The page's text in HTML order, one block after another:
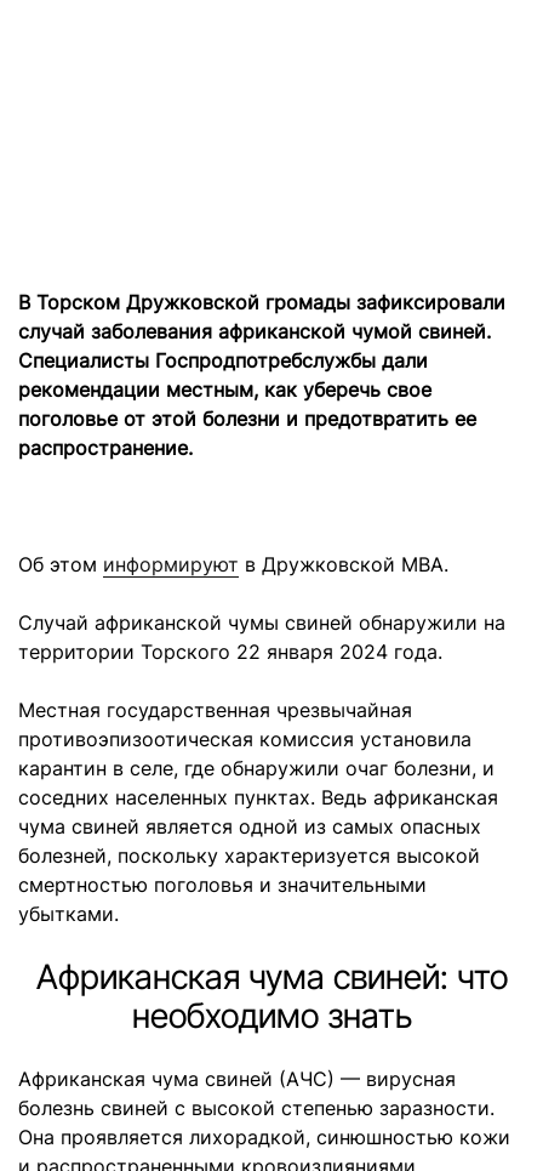
В Торском Дружковской громады зафиксировали
случай заболевания африканской чумой свиней.
Специалисты Госпродпотребслужбы дали
рекомендации местным, как уберечь свое
поголовье от этой болезни и предотвратить ее
распространение.
Об этом информируют в Дружковской МВА.
Случай африканской чумы свиней обнаружили на
территории Торского 22 января 2024 года.
Местная государственная чрезвычайная
противоэпизоотическая комиссия установила
карантин в селе, где обнаружили очаг болезни, и
соседних населенных пунктах. Ведь африканская
чума свиней является одной из самых опасных
болезней, поскольку характеризуется высокой
смертностью поголовья и значительными
убытками.
Африканская чума свиней: что
необходимо знать
Африканская чума свиней (АЧС) — вирусная
болезнь свиней с высокой степенью заразности.
Она проявляется лихорадкой, синюшностью кожи
и распространенными кровоизлияниями